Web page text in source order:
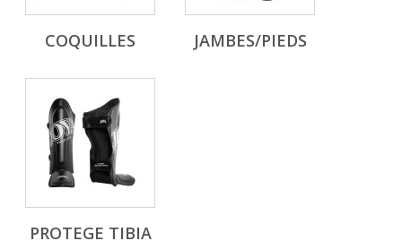
COQUILLES JAMBES/PIEDS
PROTEGE TIBIA